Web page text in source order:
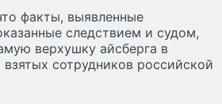
факты, выявленные
следствием и судом,
верхушку айсберга в
взятых сотрудников российской